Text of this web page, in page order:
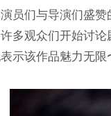
员们与导演们盛
多观众们开始讨
示该作品魅力无限